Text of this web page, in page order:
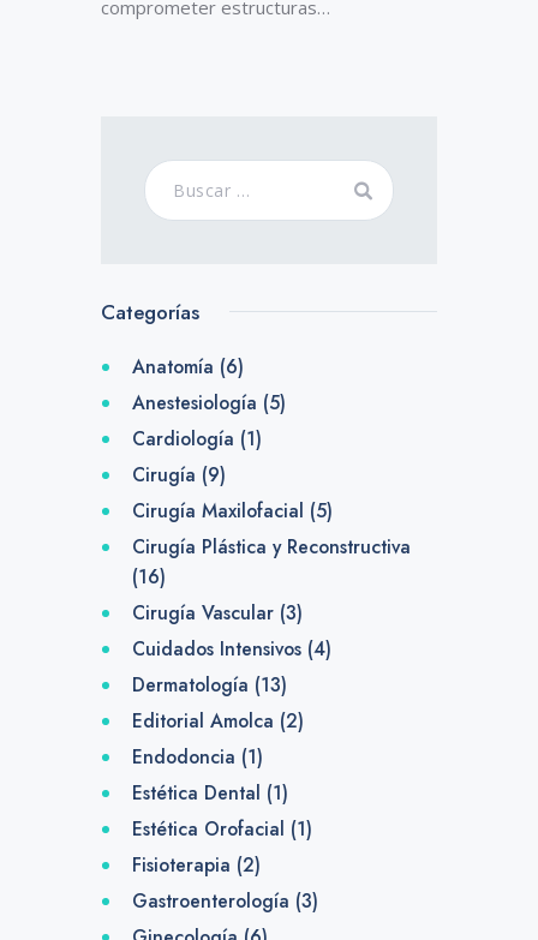
comprometer estructuras…
Categorías
Anatomía (6)
Anestesiología (5)
Cardiología (1)
Cirugía (9)
Cirugía Maxilofacial (5)
Cirugía Plástica y Reconstructiva
(16)
Cirugía Vascular(3)
Cuidados Intensivos(4)
Dermatología (13)
Editorial Amolca (2)
Endodoncia (1)
Estética Dental (1)
Estética Orofacial (1)
Fisioterapia (2)
Gastroenterología (3)